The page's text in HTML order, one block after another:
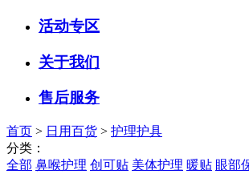
活动专区
关于我们
售后服务
首页 > 日用百货 > 护理护具
分类：
全部 鼻喉护理 创可贴 美体护理 暖贴 眼部